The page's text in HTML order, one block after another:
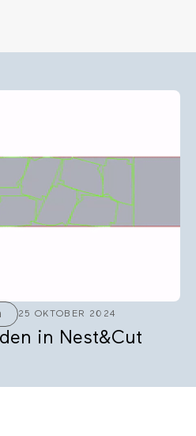
25 OKTOBER 2024
in Nest&Cut